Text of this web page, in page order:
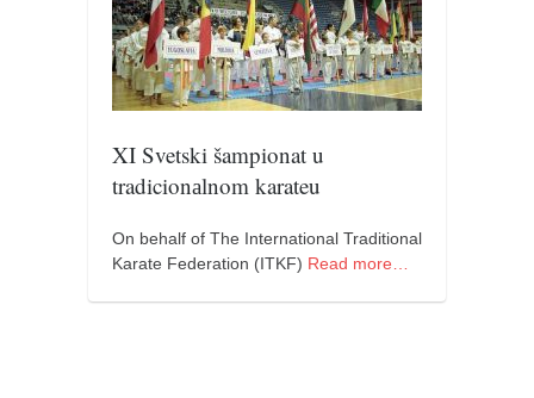
kontakt
XI Svetski šampionat u
tradicionаlnom karateu
On behalf of The International Traditional
Karate Federation (ITKF) Read more…